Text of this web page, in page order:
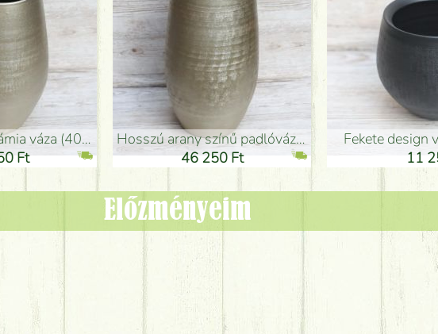
(50x29cm)
Ft
fekete design váza (15x20cm)
11 250 Ft
Kerámia
21
Előzményeim